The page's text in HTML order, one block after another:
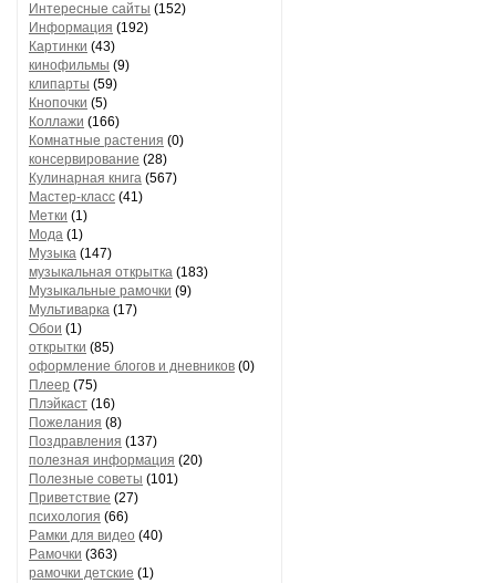
Интересные сайты (152)
Информация (192)
Картинки (43)
кинофильмы (9)
клипарты (59)
Кнопочки (5)
Коллажи (166)
Комнатные растения (0)
консервирование (28)
Кулинарная книга (567)
Мастер-класс (41)
Метки (1)
Мода (1)
Музыка (147)
музыкальная открытка (183)
Музыкальные рамочки (9)
Мультиварка (17)
Обои (1)
открытки (85)
оформление блогов и дневников (0)
Плеер (75)
Плэйкаст (16)
Пожелания (8)
Поздравления (137)
полезная информация (20)
Полезные советы (101)
Приветствие (27)
психология (66)
Рамки для видео (40)
Рамочки (363)
рамочки детские (1)